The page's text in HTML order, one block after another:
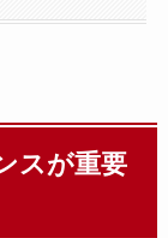
スが重要